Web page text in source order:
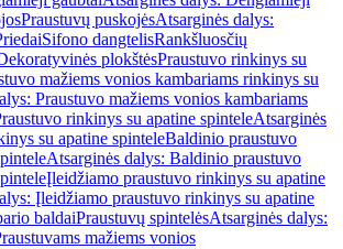
Praustuvų puskojėsAtsarginės dalys:
Sifono dangtelisRankšluosčių
plokštėsPraustuvo rinkinys su
mažiems vonios kambariams rinkinys su
Praustuvo mažiems vonios kambariams
rinkinys su apatine spinteleAtsarginės
su apatine spinteleBaldinio praustuvo
Atsarginės dalys: Baldinio praustuvo
Įleidžiamo praustuvo rinkinys su apatine
Įleidžiamo praustuvo rinkinys su apatine
baldaiPraustuvų spintelėsAtsarginės dalys:
mažiems vonios